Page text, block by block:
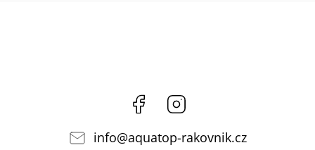
Facebook
info@aquatop-rakovnik.cz